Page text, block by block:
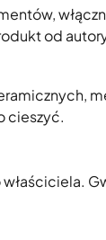
od
cieszyć.